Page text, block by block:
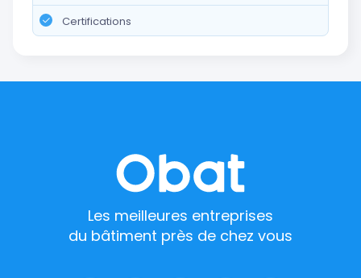
Certifications
Les meilleures entreprises
du bâtiment près de chez vous